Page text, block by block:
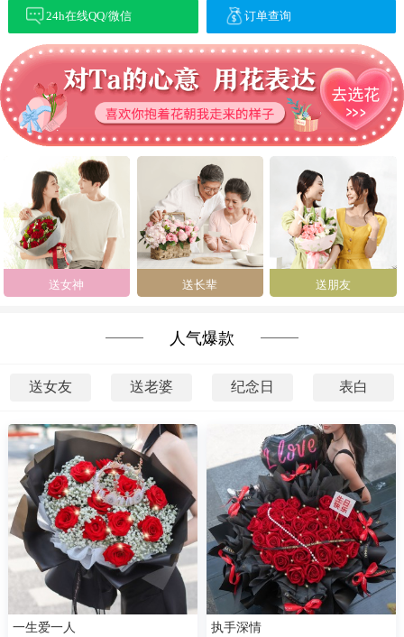
24h在线QQ/微信 订单查询
送女神 送长辈 送朋友
人气爆款
送女友 送老婆 纪念日 表白
一生爱一人 执手深情